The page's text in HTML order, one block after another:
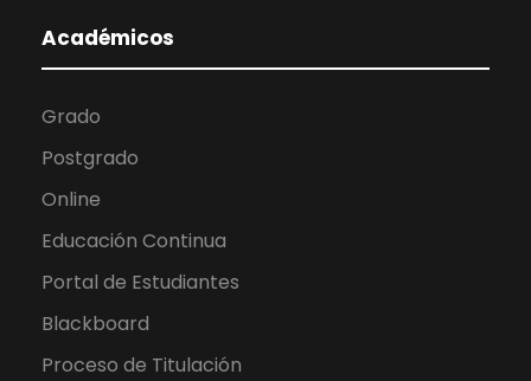
Académicos
Grado
Postgrado
Online
Educación Continua
Portal de Estudiantes
Blackboard
Proceso de Titulación